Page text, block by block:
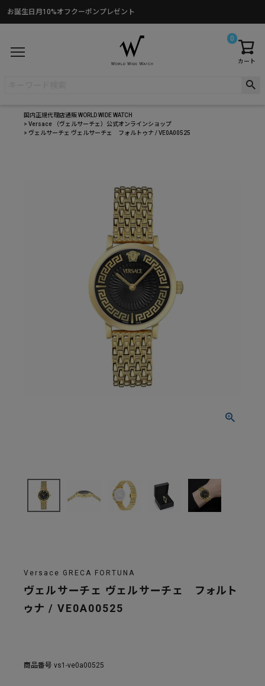
お誕生日月10%オフクーポンプレゼント
カート
0
国内正規代理店通販 WORLD WIDE WATCH
Versace （ヴェルサーチェ）公式オンラインショップ
ヴェルサーチェ ヴェルサーチェ フォルトゥナ / VE0A00525
Versace GRECA FORTUNA
ヴェルサーチェ ヴェルサーチェ フォルト
ゥナ / VE0A00525
商品番号 vs1-ve0a00525